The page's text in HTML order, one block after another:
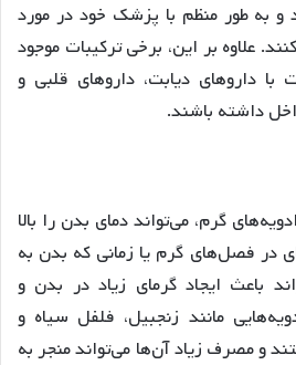
و به طور منظم با پزشک خود در مورد
علاوه بر این، برخی ترکیبات موجود
داروهای دیابت، داروهای قلبی و
داشته باشند.
گرم، می‌تواند دمای بدن را بالا
در فصل‌های گرم یا زمانی که بدن به
باعث ایجاد گرمای زیاد در بدن و
مانند زنجبیل، فلفل سیاه و
و مصرف زیاد آن‌ها می‌تواند منجر به